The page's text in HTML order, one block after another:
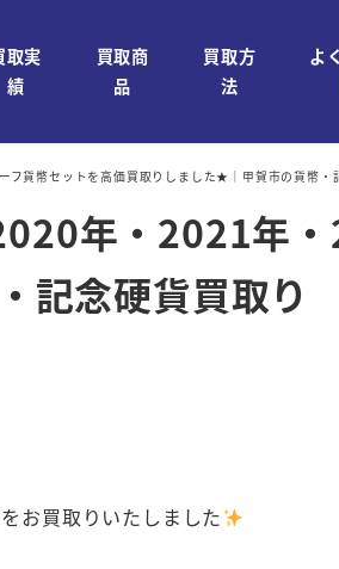
取実
績
買取商
品
買取方
法
よ
フ貨幣セットを高価買取りしました★｜甲賀市の貨幣・
年・2021年
記念硬貨買取り
お買取りいたしました